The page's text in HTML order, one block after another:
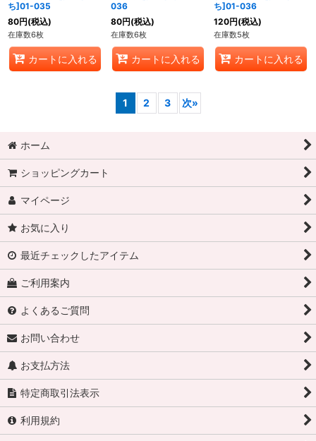
ち]01-035
80円(税込)
在庫数6枚
カートに入れる
036
80円(税込)
在庫数6枚
カートに入れる
ち]01-036
120円(税込)
在庫数5枚
カートに入れる
1 2 3 次»
ホーム
ショッピングカート
マイページ
お気に入り
最近チェックしたアイテム
ご利用案内
よくあるご質問
お問い合わせ
お支払方法
特定商取引法表示
利用規約